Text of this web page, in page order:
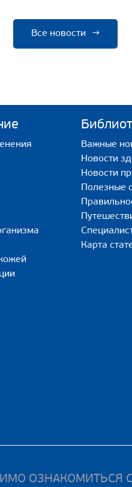
Все новости →
Важные
Новости
Новости
Полезные
Карта
ОЗНАКОМИТЬСЯ